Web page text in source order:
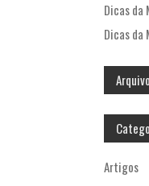
Dicas da
Dicas da
Artigos